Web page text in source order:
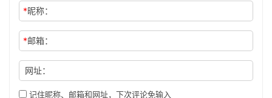
*昵称：
*邮箱：
网址：
记住昵称、邮箱和网址，下次评论免输入